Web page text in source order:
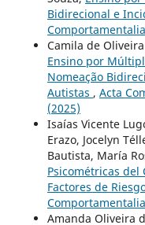
Bidirecional e
Camila de
Ensino por
Nomeação
Autistas , Acta
(2025)
Isaías Vicente
Erazo, Jocelyn
Bautista, María
Psicométricas del
Factores de
Amanda Oliveira